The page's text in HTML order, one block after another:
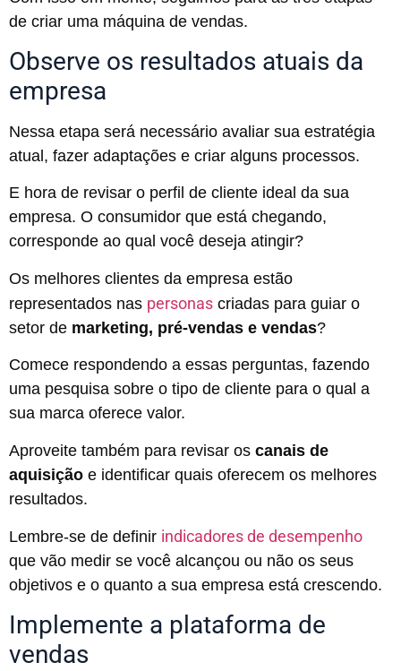
de criar uma máquina de vendas.
Observe os resultados atuais da
empresa
Nessa etapa será necessário avaliar sua estratégia
atual, fazer adaptações e criar alguns processos.
E hora de revisar o perfil de cliente ideal da sua
empresa. O consumidor que está chegando,
corresponde ao qual você deseja atingir?
Os melhores clientes da empresa estão
representados nas personas criadas para guiar o
setor de marketing, pré-vendas e vendas?
Comece respondendo a essas perguntas, fazendo
uma pesquisa sobre o tipo de cliente para o qual a
sua marca oferece valor.
Aproveite também para revisar os canais de
aquisição e identificar quais oferecem os melhores
resultados.
Lembre-se de definir indicadores de desempenho
que vão medir se você alcançou ou não os seus
objetivos e o quanto a sua empresa está crescendo.
Implemente a plataforma de
vendas